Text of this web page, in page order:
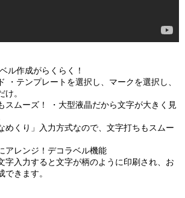
ル作成がらくらく！
・テンプレートを選択し、マークを選択し、
。
スムーズ！ ・大型液晶だから文字が大きく見
めくり」入力方式なので、文字打ちもスムー
アレンジ！デコラベル機能
字入力すると文字が柄のように印刷され、お
できます。